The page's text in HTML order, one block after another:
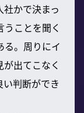
かで決まっ
ことを聞く
る。周りにイ
出てこなく
判断ができ